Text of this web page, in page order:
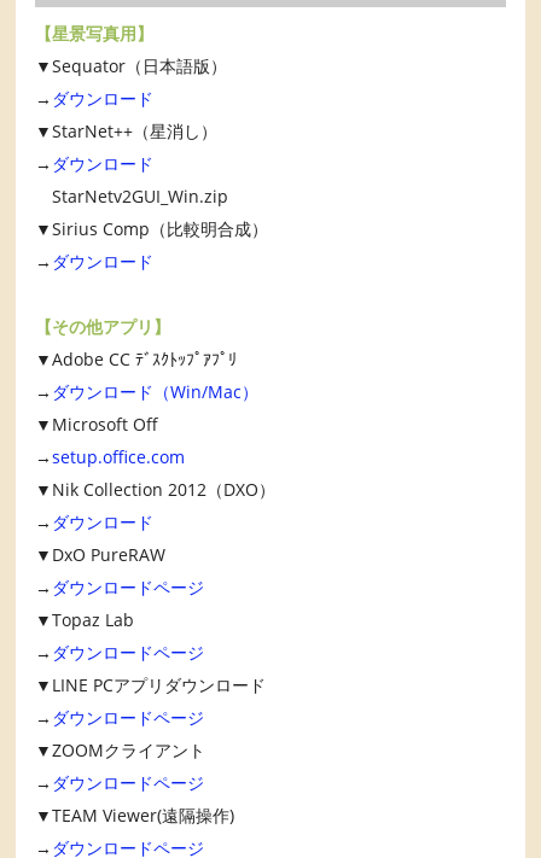
【星景写真用】
▼Sequator（日本語版）
→ ダウンロード
▼StarNet++（星消し）
→ ダウンロード
StarNetv2GUI_Win.zip
▼Sirius Comp（比較明合成）
→ ダウンロード
【その他アプリ】
▼Adobe CC ﾃﾞｽｸﾄｯﾌﾟｱﾌﾟﾘ
→ ダウンロード（Win/Mac）
▼Microsoft Off
→setup.office.com
▼Nik Collection 2012（DXO）
→ ダウンロード
▼DxO PureRAW
→ ダウンロードページ
▼Topaz Lab
→ ダウンロードページ
▼LINE PCアプリダウンロード
→ ダウンロードページ
▼ZOOMクライアント
→ ダウンロードページ
▼TEAM Viewer(遠隔操作)
→ ダウンロードページ